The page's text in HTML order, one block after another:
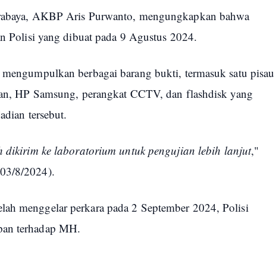
AKBP Aris Purwanto, mengungkapkan bahwa
Polisi yang dibuat pada 9 Agustus 2024.
berbagai barang bukti, termasuk satu pisau
HP Samsung, perangkat CCTV, dan flashdisk yang
tersebut.
dikirim ke laboratorium untuk pengujian lebih lanjut,"
8/2024).
menggelar perkara pada 2 September 2024, Polisi
terhadap MH.